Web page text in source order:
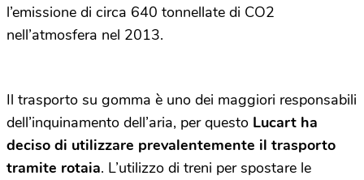
l’emissione di circa 640 tonnellate di CO2
nell’atmosfera nel 2013.
Il trasporto su gomma è uno dei maggiori responsabili
dell’inquinamento dell’aria, per questo Lucart ha
deciso di utilizzare prevalentemente il trasporto
tramite rotaia. L’utilizzo di treni per spostare le